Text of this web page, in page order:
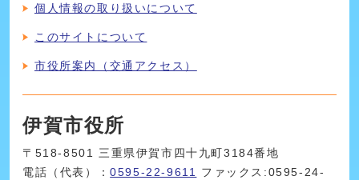
個人情報の取り扱いについて
このサイトについて
市役所案内（交通アクセス）
伊賀市役所
〒518-8501 三重県伊賀市四十九町3184番地
電話（代表）：0595-22-9611 ファックス:0595-24-